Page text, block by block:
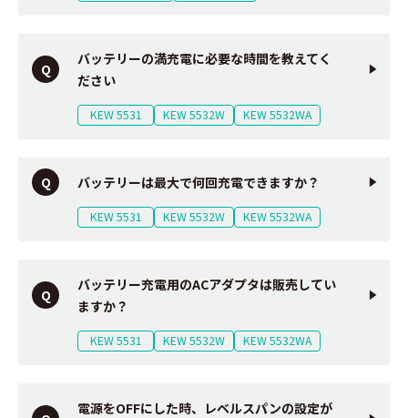
バッテリーの満充電に必要な時間を教えてく
ださい
KEW 5531 KEW 5532W KEW 5532WA
バッテリーは最大で何回充電できますか？
KEW 5531 KEW 5532W KEW 5532WA
バッテリー充電用のACアダプタは販売してい
ますか？
KEW 5531 KEW 5532W KEW 5532WA
電源をOFFにした時、レベルスパンの設定が